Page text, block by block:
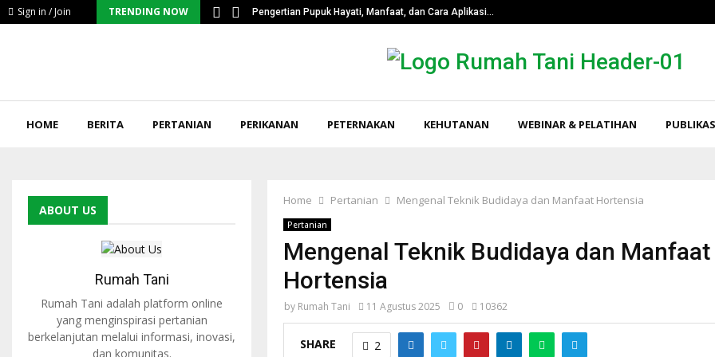
Sign in / Join TRENDING NOW
Serius Petani… Pengertian Pupuk Hayati, Manfaat, dan Cara Aplikasi…
HOME BERITA PERTANIAN PERIKANAN PETERNAKAN KEHUTANAN WEBINAR & PELATIHAN
Home Pertanian Mengenal Teknik Budidaya dan Manfaat Hortensia
Pertanian
Mengenal Teknik Budidaya dan Manfaat
Hortensia
by Rumah Tani 11 Agustus 2025 0 10362
SHARE 2
ABOUT US
Rumah Tani
Rumah Tani adalah platform online
yang menginspirasi pertanian
berkelanjutan melalui informasi, inovasi,
dan komunitas.